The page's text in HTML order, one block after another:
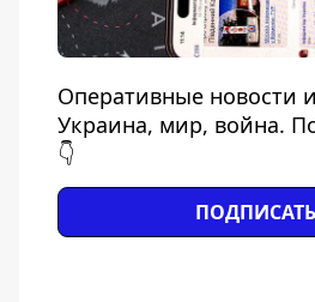
Оперативные новости
Украина, мир, война.
👇